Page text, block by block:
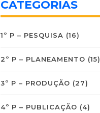
CATEGORIAS
1º P – PESQUISA (16)
2º P – PLANEAMENTO (15)
3º P – PRODUÇÃO (27)
4º P – PUBLICAÇÃO (4)